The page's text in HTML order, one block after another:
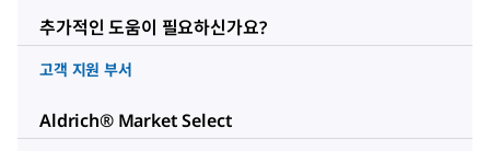
추가적인 도움이 필요하신가요?
고객 지원 부서
Aldrich® Market Select